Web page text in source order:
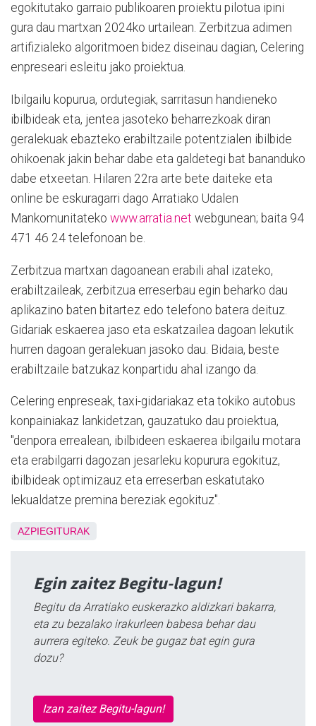
egokitutako garraio publikoaren proiektu pilotua ipini
gura dau martxan 2024ko urtailean. Zerbitzua adimen
artifizialeko algoritmoen bidez diseinau dagian, Celering
enpreseari esleitu jako proiektua.
Ibilgailu kopurua, ordutegiak, sarritasun handieneko
ibilbideak eta, jentea jasoteko beharrezkoak diran
geralekuak ebazteko erabiltzaile potentzialen ibilbide
ohikoenak jakin behar dabe eta galdetegi bat bananduko
dabe etxeetan. Hilaren 22ra arte bete daiteke eta
online be eskuragarri dago Arratiako Udalen
Mankomunitateko www.arratia.net webgunean; baita 94
471 46 24 telefonoan be.
Zerbitzua martxan dagoanean erabili ahal izateko,
erabiltzaileak, zerbitzua erreserbau egin beharko dau
aplikazino baten bitartez edo telefono batera deituz.
Gidariak eskaerea jaso eta eskatzailea dagoan lekutik
hurren dagoan geralekuan jasoko dau. Bidaia, beste
erabiltzaile batzukaz konpartidu ahal izango da.
Celering enpreseak, taxi-gidariakaz eta tokiko autobus
konpainiakaz lankidetzan, gauzatuko dau proiektua,
"denpora errealean, ibilbideen eskaerea ibilgailu motara
eta erabilgarri dagozan jesarleku kopurura egokituz,
ibilbideak optimizauz eta erreserban eskatutako
lekualdatze premina bereziak egokituz".
AZPIEGITURAK
Egin zaitez Begitu-lagun!
Begitu da Arratiako euskerazko aldizkari bakarra,
eta zu bezalako irakurleen babesa behar dau
aurrera egiteko. Zeuk be gugaz bat egin gura
dozu?
Izan zaitez Begitu-lagun!